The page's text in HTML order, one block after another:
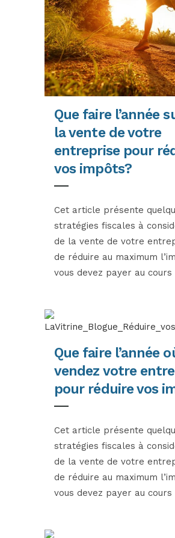
Que faire l’année
la vente de votre
entreprise pour
vos impôts?
Cet article présente
stratégies fiscales à
de la vente de votre
de réduire au maximum
vous devez payer au cours
Que faire l’année
vendez votre
pour réduire vos
Cet article présente
stratégies fiscales à
de la vente de votre
de réduire au maximum
vous devez payer au cours